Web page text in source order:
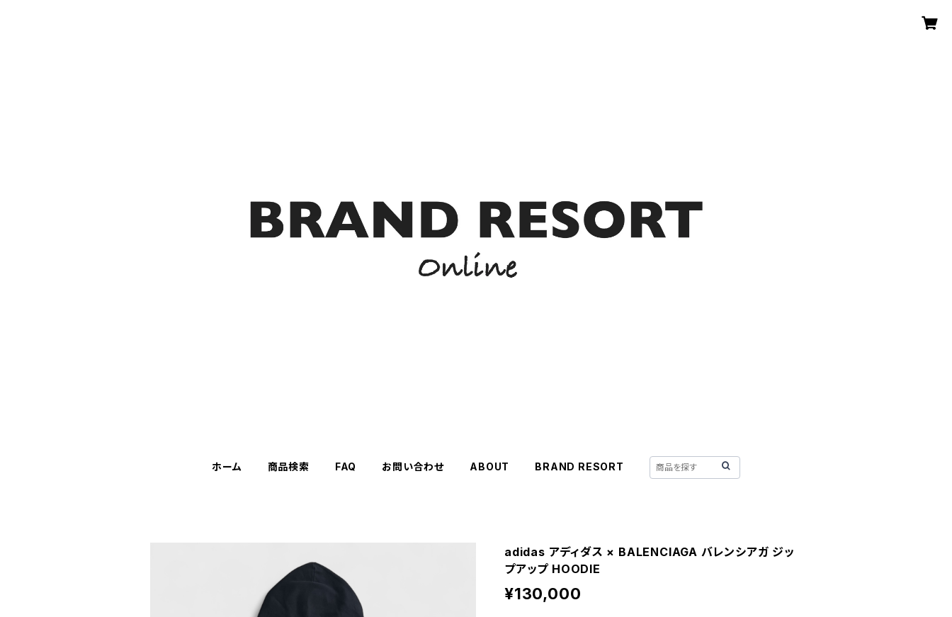
ホーム 商品検索 FAQ お問い合わせ ABOUT BRAND RESORT
adidas アディダス × BALENCIAGA バレンシアガ ジッ
プアップ HOODIE
¥130,000